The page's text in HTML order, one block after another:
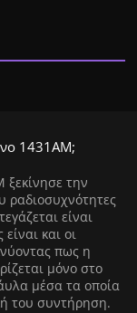
1431ΑΜ;
ξεκίνησε την
ραδιοσυχνότητες
είναι
και οι
πως η
μόνο στο
μέσα τα οποία
του συντήρηση.